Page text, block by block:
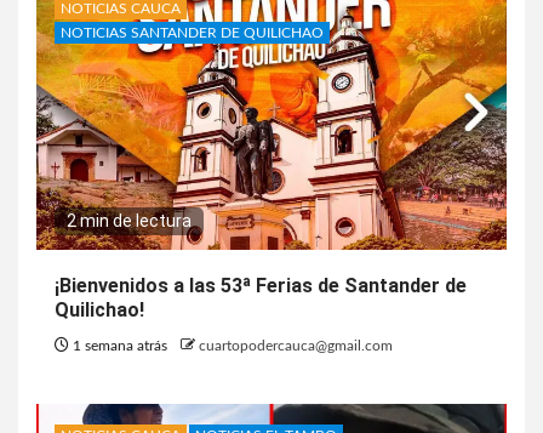
NOTICIAS CAUCA
NOTICIAS SANTANDER DE QUILICHAO
2 min de lectura
¡Bienvenidos a las 53ª Ferias de Santander de
Quilichao!
1 semana atrás cuartopodercauca@gmail.com